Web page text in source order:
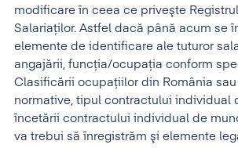
modificare în ceea ce priveşte
Salariaţilor. Astfel dacă până acum se
elemente de identificare ale tuturor
angajării, funcţia/ocupaţia conform
Clasificării ocupaţiilor din România
normative, tipul contractului individual
încetării contractului individual de
va trebui să înregistrăm şi elemente